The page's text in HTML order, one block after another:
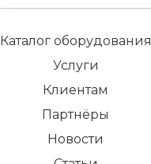
Каталог оборудования
Услуги
Клиентам
Партнёры
Новости